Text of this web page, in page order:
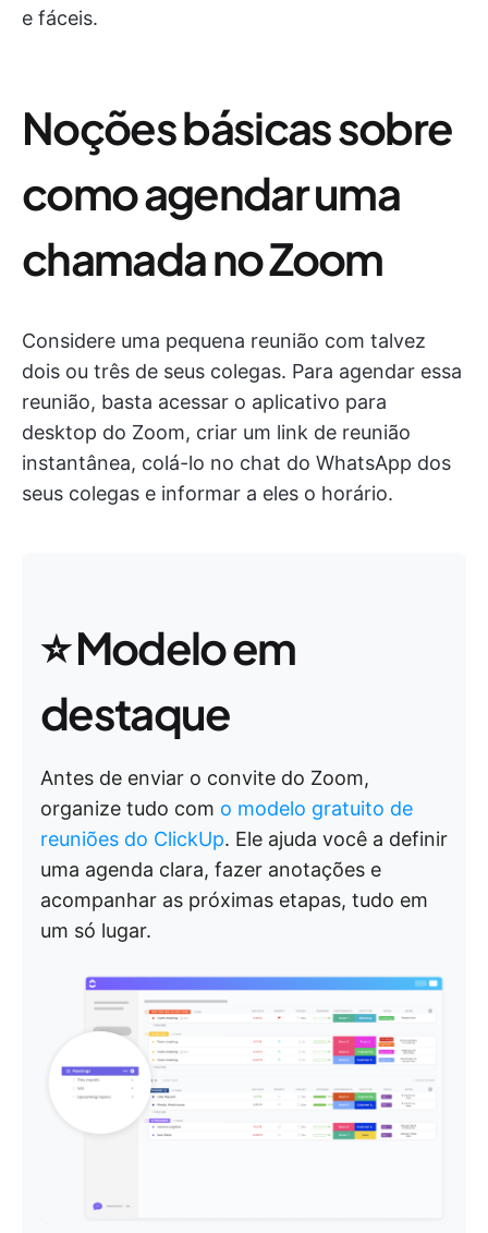
e fáceis.
Noções básicas sobre
como agendar uma
chamada no Zoom
Considere uma pequena reunião com talvez
dois ou três de seus colegas. Para agendar essa
reunião, basta acessar o aplicativo para
desktop do Zoom, criar um link de reunião
instantânea, colá-lo no chat do WhatsApp dos
seus colegas e informar a eles o horário.
⭐ Modelo em
destaque
Antes de enviar o convite do Zoom,
organize tudo com o modelo gratuito de
reuniões do ClickUp. Ele ajuda você a definir
uma agenda clara, fazer anotações e
acompanhar as próximas etapas, tudo em
um só lugar.